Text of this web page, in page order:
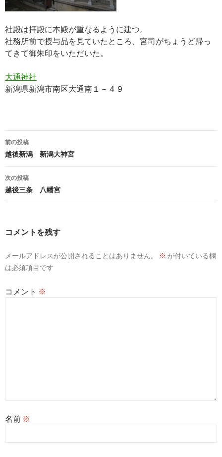
社殿は拝殿に本殿が重なるように建つ。
社務所前で授与品を見ていたところ、宮司がちょうど帰っ
てきて御朱印をいただいた。
大通神社
新潟県新潟市南区大通南１－４９
投
稿
ナ
ビ
ゲ
ョ
前の投稿
越後新潟 新潟大神宮
次の投稿
越後三条 八幡宮
コメントを残す
メールアドレスが公開されることはありません。 ※ が付いている欄
は必須項目です
コメント ※
名前 ※